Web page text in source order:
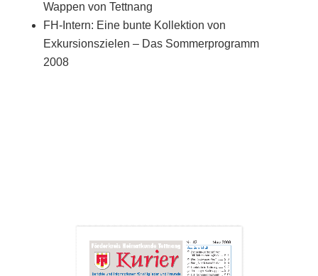
Wappen von Tettnang
FH-Intern: Eine bunte Kollektion von
Exkursionszielen – Das Sommerprogramm
2008